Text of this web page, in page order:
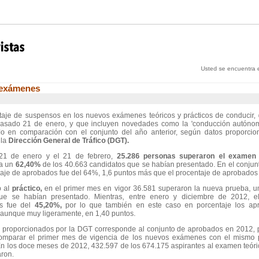
Usted se encuentra
de suspensos en los nuevos exámenes teóricos y prácticos de conducir,
21 de enero, y que incluyen novedades como la 'conducción
en comparación con el conjunto del año anterior, según datos
Dirección General de Tráfico (DGT).
de enero y el 21 de febrero, 25.286 personas superaron el examen
un 62,40% de los 40.663 candidatos que se habían presentado. En el
de aprobados fue del 64%, 1,6 puntos más que el procentaje de
alpráctico, en el primer mes en vigor 36.581 superaron la nueva prueba,
se habían presentado. Mientras, entre enero y diciembre de 2012,
fue del 45,20%, por lo que también en este caso en porcentaje los
muy ligeramente, en 1,40 puntos.
proporcionados por la DGT corresponde al conjunto de aprobados en 2012,
el primer mes de vigencia de los nuevos exámenes con el mismo
los doce meses de 2012, 432.597 de los 674.175 aspirantes al examen